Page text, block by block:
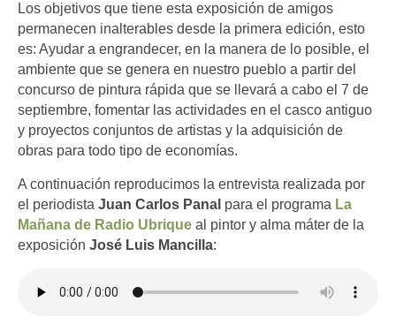
Los objetivos que tiene esta exposición de amigos
permanecen inalterables desde la primera edición, esto
es: Ayudar a engrandecer, en la manera de lo posible, el
ambiente que se genera en nuestro pueblo a partir del
concurso de pintura rápida que se llevará a cabo el 7 de
septiembre, fomentar las actividades en el casco antiguo
y proyectos conjuntos de artistas y la adquisición de
obras para todo tipo de economías.
A continuación reproducimos la entrevista realizada por
el periodista Juan Carlos Panal para el programa La
Mañana de Radio Ubrique al pintor y alma máter de la
exposición José Luis Mancilla: